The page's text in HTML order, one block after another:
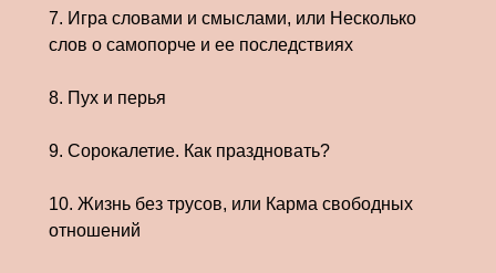
7. Игра словами и смыслами, или Несколько
слов о самопорче и ее последствиях
8. Пух и перья
9. Сорокалетие. Как праздновать?
10. Жизнь без трусов, или Карма свободных
отношений